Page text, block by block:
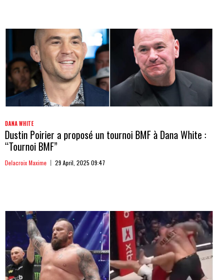
DANA WHITE
Dustin Poirier a proposé un tournoi BMF à Dana White :
“Tournoi BMF”
Delacroix Maxime 29 April, 2025 09:47